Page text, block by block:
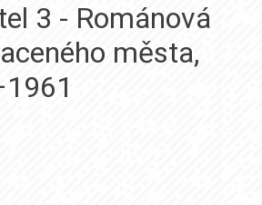
3 - Románová
města,